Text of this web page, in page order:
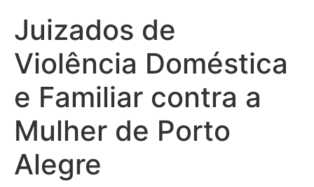
Juizados de
Violência Doméstica
e Familiar contra a
Mulher de Porto
Alegre